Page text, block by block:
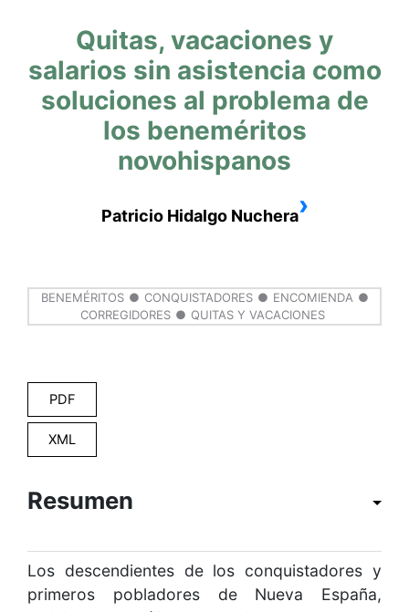
Quitas, vacaciones y
salarios sin asistencia como
soluciones al problema de
los beneméritos
novohispanos
Patricio Hidalgo Nuchera›
BENEMÉRITOS CONQUISTADORES
ENCOMIENDA
CORREGIDORES
QUITAS Y VACACIONES
PDF
XML
Resumen
Los descendientes de los conquistadores y
primeros pobladores de Nueva España,